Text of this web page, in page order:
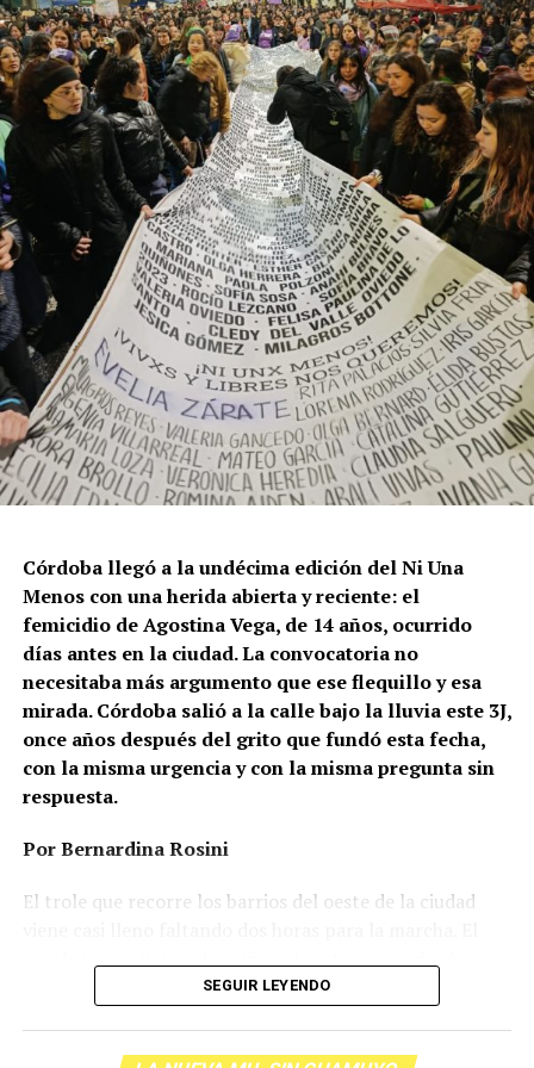
bonaerense, para conocer y escuchar a isleños,
productores, docentes, ambientalistas y vecinos que
resisten otra avanzada sobre un territorio en disputa.
Por Francisco Pandolfi
Gonzalo Giles, pensador y
Ganar la vida: La historia de (no)
Su hijo Ciro tenía 120 veces más agrotóxicos que lo
Córdoba llegó a la undécima edición del Ni Una
Menos con una herida abierta y reciente: el
femicidio de Agostina Vega, de 14 años, ocurrido
días antes en la ciudad. La convocatoria no
necesitaba más argumento que ese flequillo y esa
mirada. Córdoba salió a la calle bajo la lluvia este 3J,
once años después del grito que fundó esta fecha,
con la misma urgencia y con la misma pregunta sin
respuesta.
Por Bernardina Rosini
El trole que recorre los barrios del oeste de la ciudad
Agostina Vega, 14 años. Era fácil intuir que será una
SEGUIR LEYENDO